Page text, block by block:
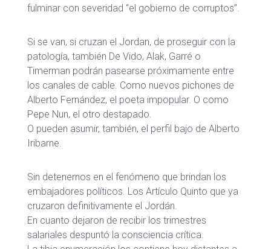
fulminar con severidad “el gobierno de corruptos”.
Si se van, si cruzan el Jordan, de proseguir con la
patología, también De Vido, Alak, Garré o
Timerman podrán pasearse próximamente entre
los canales de cable. Como nuevos pichones de
Alberto Fernández, el poeta impopular. O como
Pepe Nun, el otro destapado.
O pueden asumir, también, el perfil bajo de Alberto
Iribarne.
Sin detenernos en el fenómeno que brindan los
embajadores políticos. Los Artículo Quinto que ya
cruzaron definitivamente el Jordán.
En cuanto dejaron de recibir los trimestres
salariales despuntó la consciencia crítica.